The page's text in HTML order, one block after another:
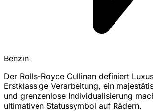
Benzin
Der Rolls-Royce Cullinan definiert
Erstklassige Verarbeitung, ein
und grenzenlose Individualisierung
ultimativen Statussymbol auf Rädern.